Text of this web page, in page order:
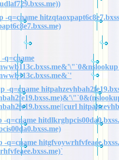
-q=cname
q=cname
-q=cname
-q=cname
-q=cname